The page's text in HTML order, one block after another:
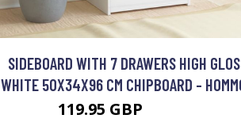
SIDEBOARD WITH 7 DRAWERS HIGH
WHITE 50X34X96 CM CHIPBOARD -
119.95 GBP